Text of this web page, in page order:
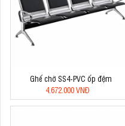
Ghế chờ SS4-PVC ốp đệm
4.672.000 VNĐ